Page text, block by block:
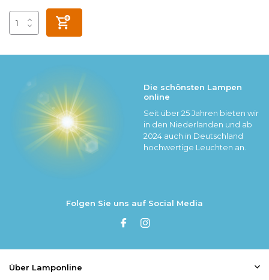
Die schönsten Lampen
online
Seit über 25 Jahren bieten wir
in den Niederlanden und ab
2024 auch in Deutschland
hochwertige Leuchten an.
Folgen Sie uns auf Social Media
Über Lamponline